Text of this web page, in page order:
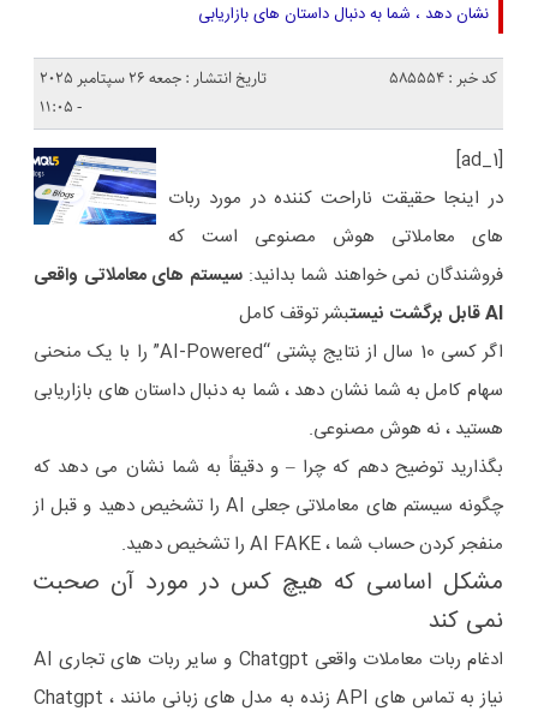
نشان دهد ، شما به دنبال داستان های بازاریابی
کد خبر : 585554
تاریخ انتشار : جمعه 26 سپتامبر 2025
- 11:05
[ad_1]
در اینجا حقیقت ناراحت کننده در مورد ربات
های معاملاتی هوش مصنوعی است که
فروشندگان نمی خواهند شما بدانید:سیستم های معاملاتی واقعی
AI قابل برگشت نیست
بشر توقف کامل
اگر کسی 10 سال از نتایج پشتی “AI-Powered” را با یک منحنی
سهام کامل به شما نشان دهد ، شما به دنبال داستان های بازاریابی
هستید ، نه هوش مصنوعی.
بگذارید توضیح دهم که چرا – و دقیقاً به شما نشان می دهد که
چگونه سیستم های معاملاتی جعلی AI را تشخیص دهید و قبل از
منفجر کردن حساب شما ، AI FAKE را تشخیص دهید.
مشکل اساسی که هیچ کس در مورد آن صحبت
نمی کند
ادغام ربات معاملات واقعی Chatgpt و سایر ربات های تجاری AI
نیاز به تماس های API زنده به مدل های زبانی مانند Chatgpt ،